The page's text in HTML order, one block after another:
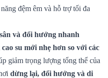
đệm êm và hỗ trợ tối đa
và đổi hướng nhanh
su mới nhẹ hơn so với các
giảm trọng lượng tổng thể của
dừng lại, đổi hướng và di